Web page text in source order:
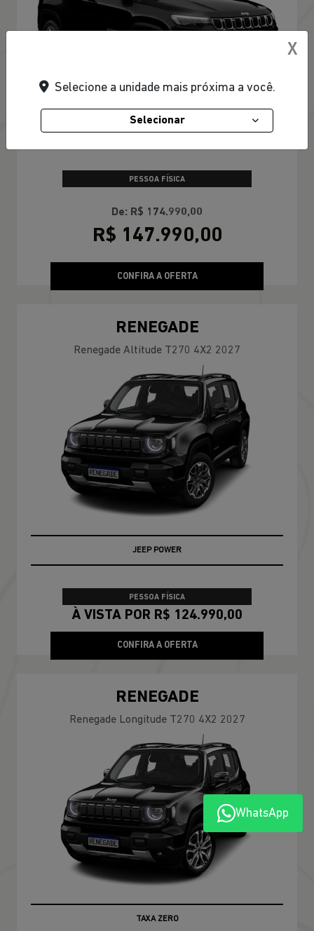
TAXA ZERO EM 24X
PESSOA FÍSICA
De: R$ 174.990,00
R$ 147.990,00
CONFIRA A OFERTA
RENEGADE
Renegade Altitude T270 4X2 2027
JEEP POWER
PESSOA FÍSICA
À VISTA POR R$ 124.990,00
CONFIRA A OFERTA
RENEGADE
Renegade Longitude T270 4X2 2027
TAXA ZERO
WhatsApp
X
Selecione a unidade mais próxima a você.
Selecionar